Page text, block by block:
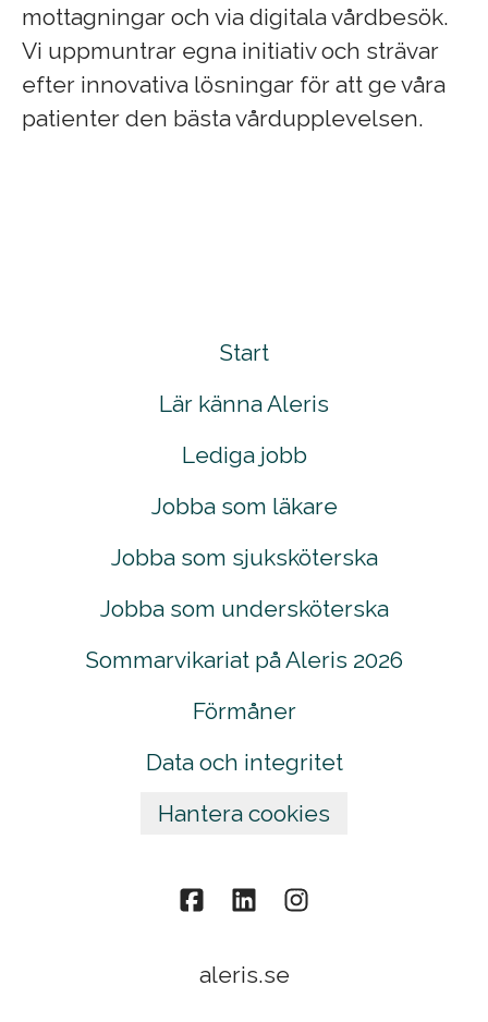
mottagningar och via digitala vårdbesök.
Vi uppmuntrar egna initiativ och strävar
efter innovativa lösningar för att ge våra
patienter den bästa vårdupplevelsen.
Start
Lär känna Aleris
Lediga jobb
Jobba som läkare
Jobba som sjuksköterska
Jobba som undersköterska
Sommarvikariat på Aleris 2026
Förmåner
Data och integritet
Hantera cookies
aleris.se